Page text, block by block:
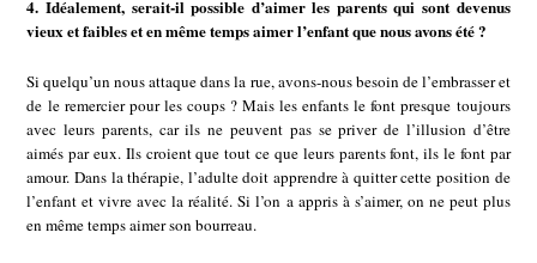
4. Idéalement, serait-il possible d’aimer les parents qui sont devenus
vieux et faibles et en même temps aimer l’enfant que nous avons été ?
Si quelqu’un nous attaque dans la rue, avons-nous besoin de l’embrasser et
de le remercier pour les coups ? Mais les enfants le font presque toujours
avec leurs parents, car ils ne peuvent pas se priver de l’illusion d’être
aimés par eux. Ils croient que tout ce que leurs parents font, ils le font par
amour. Dans la thérapie, l’adulte doit apprendre à quitter cette position de
l’enfant et vivre avec la réalité. Si l’on a appris à s’aimer, on ne peut plus
en même temps aimer son bourreau.